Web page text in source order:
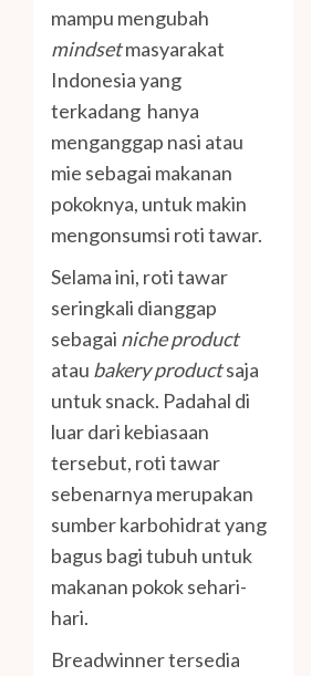
mampu mengubah
mindsetmasyarakat
Indonesia yang
terkadang hanya
menganggap nasi atau
mie sebagai makanan
pokoknya, untuk makin
mengonsumsi roti tawar.
Selama ini, roti tawar
seringkali dianggap
sebagai niche product
atau bakery productsaja
untuk snack. Padahal di
luar dari kebiasaan
tersebut, roti tawar
sebenarnya merupakan
sumber karbohidrat yang
bagus bagi tubuh untuk
makanan pokok sehari-
hari.
Breadwinner tersedia